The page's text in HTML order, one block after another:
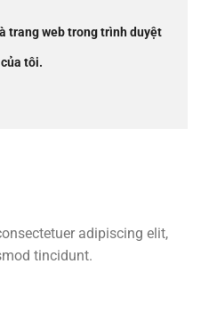
trang web trong trình duyệt
tôi.
adipiscing elit,
tincidunt.